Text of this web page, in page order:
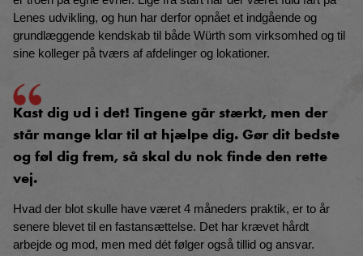
Lenes udvikling, og hun har derfor opnået et indgående og
grundlæggende kendskab til både Würth som virksomhed og til
sine kolleger på tværs af afdelinger og lokationer.
Kast dig ud i det! Tingene går stærkt, men der
står mange klar til at hjælpe dig. Gør dit bedste
og føl dig frem, så skal du nok finde den rette
vej.
Hvad der blot skulle have været 4 måneders praktik, er to år
senere blevet til en fastansættelse. Det har krævet hårdt
arbejde og mod, men med dét følger også tillid og ansvar.